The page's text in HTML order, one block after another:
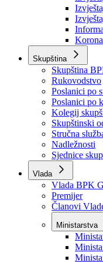
Obavještenja
Skupština
Skupština
Rukovodstvo
Poslanici po
Poslanici po
Kolegij
Skupštinski
Stručna
Nadležnosti
Sjednice
Vlada
Vlada BPK
Premijer
Članovi
Ministarstva